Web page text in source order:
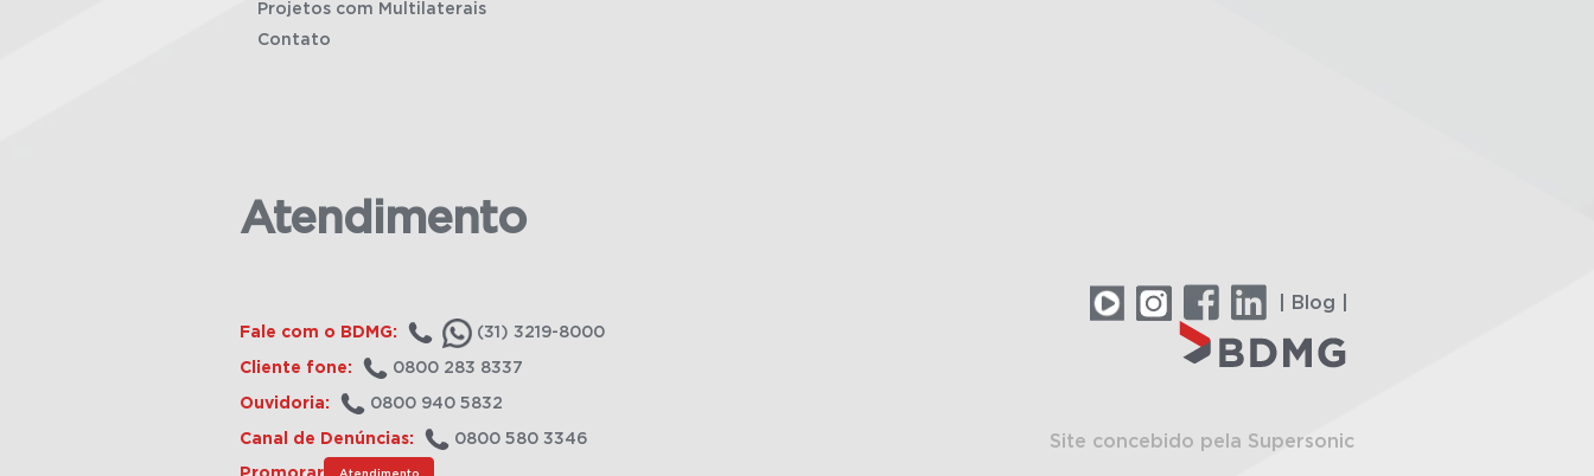
Projetos com Multilaterais
Contato
Atendimento
Fale com o BDMG: (31) 3219-8000
Cliente fone: 0800 283 8337
Ouvidoria: 0800 940 5832
Canal de Denúncias: 0800 580 3346
Atendimento
| Blog |
Site concebido pela Supersonic